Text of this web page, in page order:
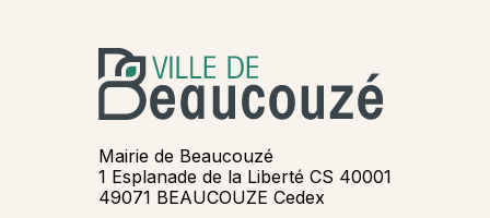
Mairie de Beaucouzé
1 Esplanade de la Liberté CS 40001
49071 BEAUCOUZE Cedex